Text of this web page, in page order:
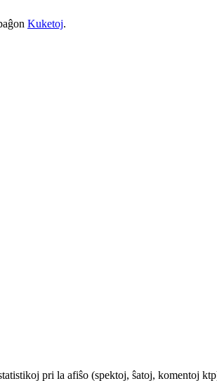
Kuketoj.
pri la afiŝo (spektoj, ŝatoj, komentoj